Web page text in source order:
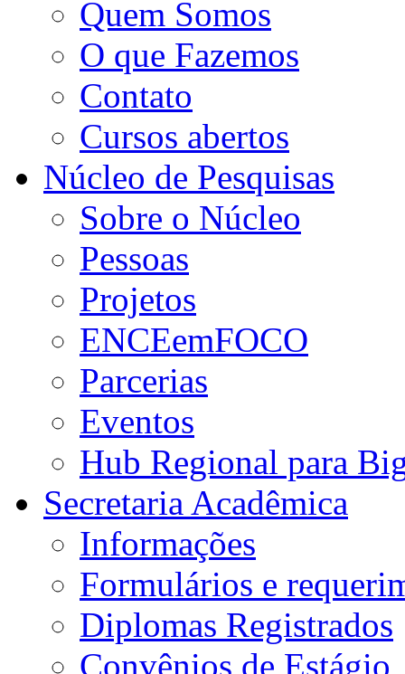
Quem Somos
O que Fazemos
Contato
Cursos abertos
Núcleo de Pesquisas
Sobre o Núcleo
Pessoas
Projetos
ENCEemFOCO
Parcerias
Eventos
Hub Regional para
Secretaria Acadêmica
Informações
Formulários e
Diplomas Registrados
Convênios de Estágio